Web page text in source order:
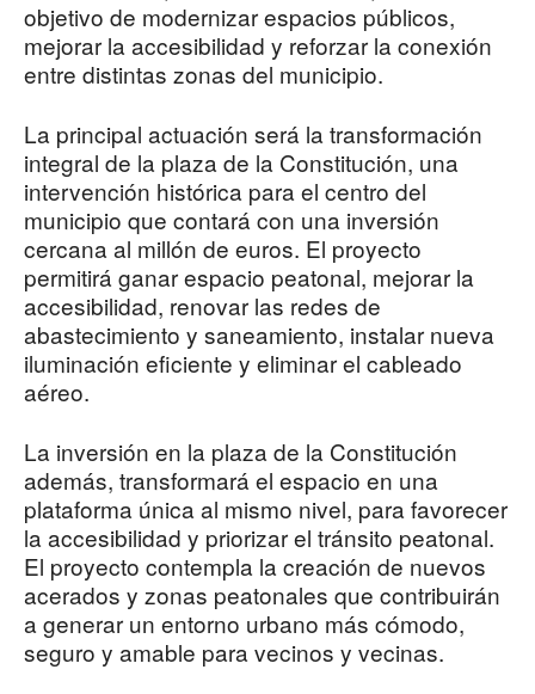
objetivo de modernizar espacios públicos,
mejorar la accesibilidad y reforzar la conexión
entre distintas zonas del municipio.
La principal actuación será la transformación
integral de la plaza de la Constitución, una
intervención histórica para el centro del
municipio que contará con una inversión
cercana al millón de euros. El proyecto
permitirá ganar espacio peatonal, mejorar la
accesibilidad, renovar las redes de
abastecimiento y saneamiento, instalar nueva
iluminación eficiente y eliminar el cableado
aéreo.
La inversión en la plaza de la Constitución
además, transformará el espacio en una
plataforma única al mismo nivel, para favorecer
la accesibilidad y priorizar el tránsito peatonal.
El proyecto contempla la creación de nuevos
acerados y zonas peatonales que contribuirán
a generar un entorno urbano más cómodo,
seguro y amable para vecinos y vecinas.